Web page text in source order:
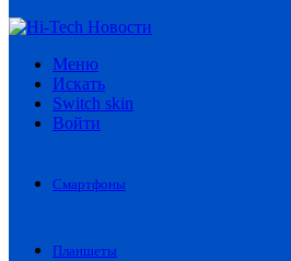
Меню
Искать
Switch skin
Войти
Смартфоны
Планшеты